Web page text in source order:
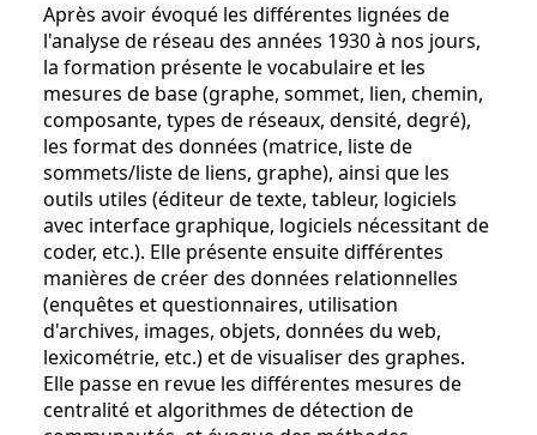
Après avoir évoqué les différentes lignées de
l'analyse de réseau des années 1930 à nos jours,
la formation présente le vocabulaire et les
mesures de base (graphe, sommet, lien, chemin,
composante, types de réseaux, densité, degré),
les format des données (matrice, liste de
sommets/liste de liens, graphe), ainsi que les
outils utiles (éditeur de texte, tableur, logiciels
avec interface graphique, logiciels nécessitant de
coder, etc.). Elle présente ensuite différentes
manières de créer des données relationnelles
(enquêtes et questionnaires, utilisation
d'archives, images, objets, données du web,
lexicométrie, etc.) et de visualiser des graphes.
Elle passe en revue les différentes mesures de
centralité et algorithmes de détection de